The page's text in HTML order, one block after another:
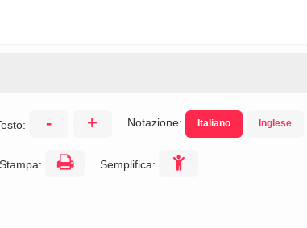
- + Notazione: Italiano Inglese
Stampa: Semplifica: